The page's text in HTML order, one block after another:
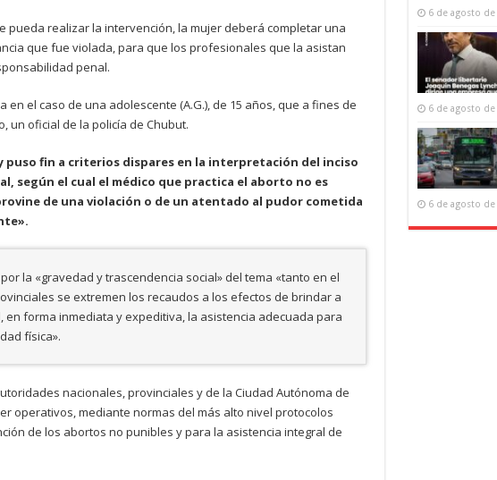
pueda realizar la intervención, la mujer deberá completar una
que fue violada, para que los profesionales que la asistan
penal.
en el caso de una adolescente (A.G.), de 15 años, que a fines de
un oficial de la policía de Chubut.
puso fin a criterios dispares en la interpretación del inciso
según el cual el médico que practica el aborto no es
de una violación o de un atentado al pudor cometida
la «gravedad y trascendencia social» del tema «tanto en el
se extremen los recaudos a los efectos de brindar a
en forma inmediata y expeditiva, la asistencia adecuada para
física».
nacionales, provinciales y de la Ciudad Autónoma de
operativos, mediante normas del más alto nivel protocolos
de los abortos no punibles y para la asistencia integral de
6 de agosto de
6 de agosto de
6 de agosto de